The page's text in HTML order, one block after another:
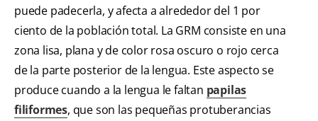
puede padecerla, y afecta a alrededor del 1 por
ciento de la población total. La GRM consiste en una
zona lisa, plana y de color rosa oscuro o rojo cerca
de la parte posterior de la lengua. Este aspecto se
produce cuando a la lengua le faltan papilas
filiformes, que son las pequeñas protuberancias